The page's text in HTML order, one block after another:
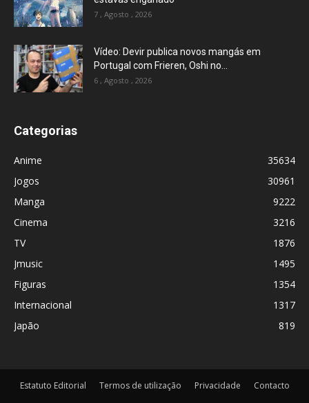
7 , Agosto , 2026
Vídeo: Devir publica novos mangás em
Portugal com Frieren, Oshi no...
6 , Agosto , 2026
Categorias
Anime
35634
Jogos
30961
Manga
9222
Cinema
3216
TV
1876
Jmusic
1495
Figuras
1354
Internacional
1317
Japão
819
Estatuto Editorial Termos de utilização Privacidade Contacto